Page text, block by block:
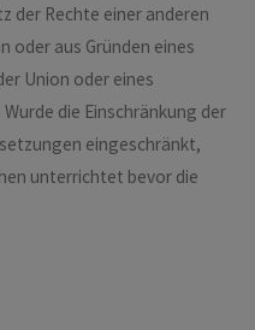
der Rechte einer anderen
oder aus Gründen eines
Union oder eines
die Einschränkung der
eingeschränkt,
unterrichtet bevor die